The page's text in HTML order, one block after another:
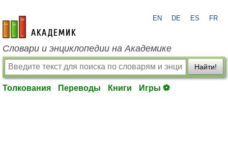
academic.ru
EN DE ES FR
Словари и энциклопедии на Академике
Найти!
Толкования Переводы Книги Игры ⚽